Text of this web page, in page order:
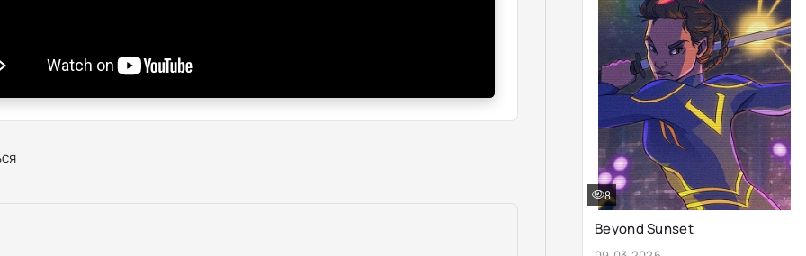
Beyond Sunset
8